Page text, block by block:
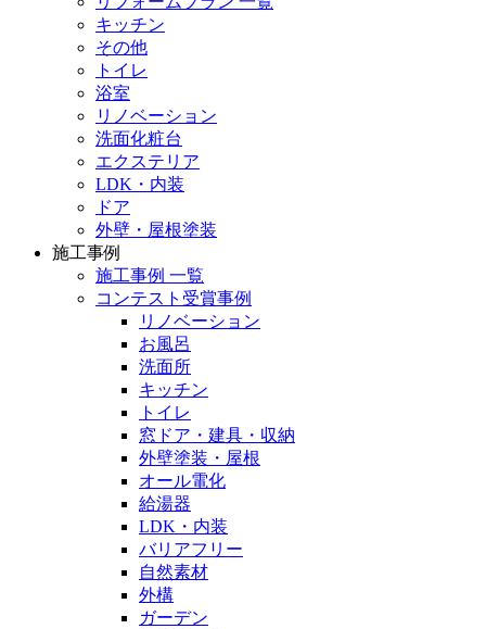
キッチン
その他
トイレ
浴室
リノベーション
洗面化粧台
エクステリア
LDK・内装
ドア
外壁・屋根塗装
施工事例
施工事例 一覧
コンテスト受賞事例
リノベーション
お風呂
洗面所
キッチン
トイレ
窓ドア・建具・収納
外壁塗装・屋根
オール電化
給湯器
LDK・内装
バリアフリー
自然素材
外構
ガーデン